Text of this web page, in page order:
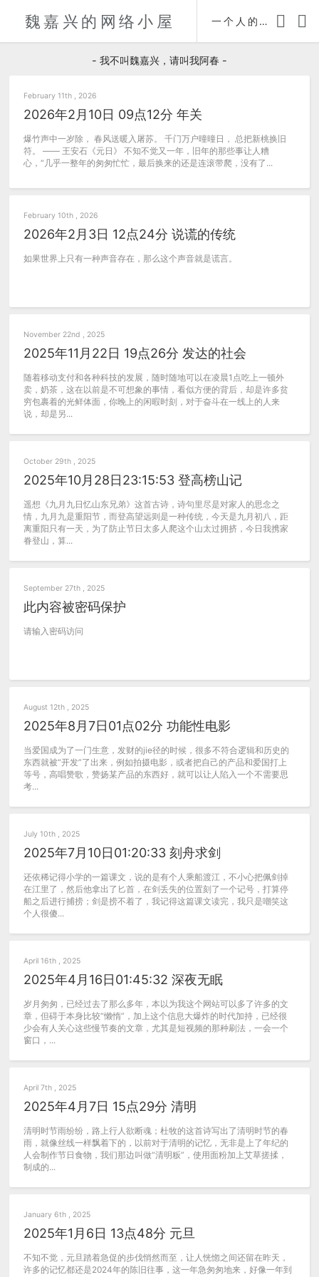
魏嘉兴的网络小屋 一个人的自传 时间轴
- 我不叫魏嘉兴，请叫我阿春 -
February 11th , 2026
2026年2月10日 09点12分 年关
爆竹声中一岁除， 春风送暖入屠苏。 千门万户曈曈日， 总把新桃换旧
符。 —— 王安石《元日》 不知不觉又一年，旧年的那些事让人糟
心，“几乎一整年的匆匆忙忙，最后换来的还是连滚带爬，没有了...
February 10th , 2026
2026年2月3日 12点24分 说谎的传统
如果世界上只有一种声音存在，那么这个声音就是谎言。
November 22nd , 2025
2025年11月22日 19点26分 发达的社会
随着移动支付和各种科技的发展，随时随地可以在凌晨1点吃上一顿外
卖，奶茶，这在以前是不可想象的事情，看似方便的背后，却是许多贫
穷包裹着的光鲜体面，你晚上的闲暇时刻，对于奋斗在一线上的人来
说，却是另...
October 29th , 2025
2025年10月28日23:15:53 登高榜山记
遥想《九月九日忆山东兄弟》这首古诗，诗句里尽是对家人的思念之
情，九月九是重阳节，而登高望远则是一种传统，今天是九月初八，距
离重阳只有一天，为了防止节日太多人爬这个山太过拥挤，今日我携家
眷登山，算...
September 27th , 2025
此内容被密码保护
请输入密码访问
August 12th , 2025
2025年8月7日01点02分 功能性电影
当爱国成为了一门生意，发财的jie径的时候，很多不符合逻辑和历史的
东西就被“开发”了出来，例如拍摄电影，或者把自己的产品和爱国打上
等号，高唱赞歌，赞扬某产品的东西好，就可以让人陷入一个不需要思
考...
July 10th , 2025
2025年7月10日01:20:33 刻舟求剑
还依稀记得小学的一篇课文，说的是有个人乘船渡江，不小心把佩剑掉
在江里了，然后他拿出了匕首，在剑丢失的位置刻了一个记号，打算停
船之后进行捕捞；剑是捞不着了，我记得这篇课文读完，我只是嘲笑这
个人很傻...
April 16th , 2025
2025年4月16日01:45:32 深夜无眠
岁月匆匆，已经过去了那么多年，本以为我这个网站可以多了许多的文
章，但碍于本身比较“懒惰”，加上这个信息大爆炸的时代加持，已经很
少会有人关心这些慢节奏的文章，尤其是短视频的那种刷法，一会一个
窗口，...
April 7th , 2025
2025年4月7日 15点29分 清明
清明时节雨纷纷，路上行人欲断魂；杜牧的这首诗写出了清明时节的春
雨，就像丝线一样飘着下的，以前对于清明的记忆，无非是上了年纪的
人会制作节日食物，我们那边叫做“清明粄”，使用面粉加上艾草搓揉，
制成的...
January 6th , 2025
2025年1月6日 13点48分 元旦
不知不觉，元旦踏着急促的步伐悄然而至，让人恍惚之间还留在昨天，
许多的记忆都还是2024年的陈旧往事，这一年急匆匆地来，好像一年到